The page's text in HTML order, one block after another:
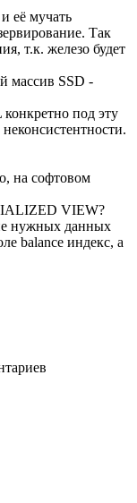
её мучать
Так
т.к. железо будет
массив SSD -
под эту
на софтовом
VIEW?
нужных данных
balance индекс, а